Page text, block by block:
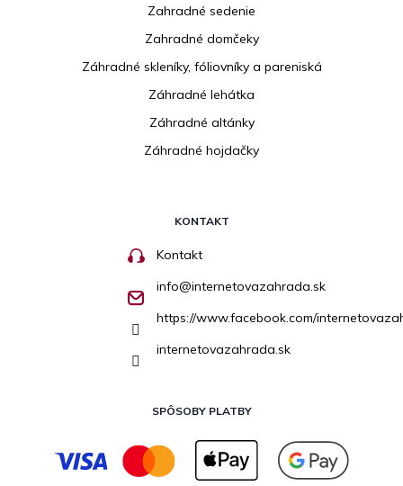
Zahradné sedenie
Zahradné domčeky
Záhradné skleníky, fóliovníky a pareniská
Záhradné lehátka
Záhradné altánky
Záhradné hojdačky
KONTAKT
Kontakt
info@internetovazahrada.sk
https://www.facebook.com/
internetovazahrada.sk
SPÔSOBY PLATBY